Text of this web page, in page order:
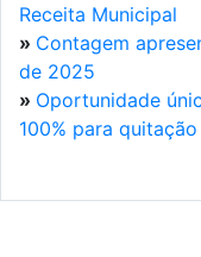
Receita Municipal
» Contagem
de 2025
» Oportunidade
100% para